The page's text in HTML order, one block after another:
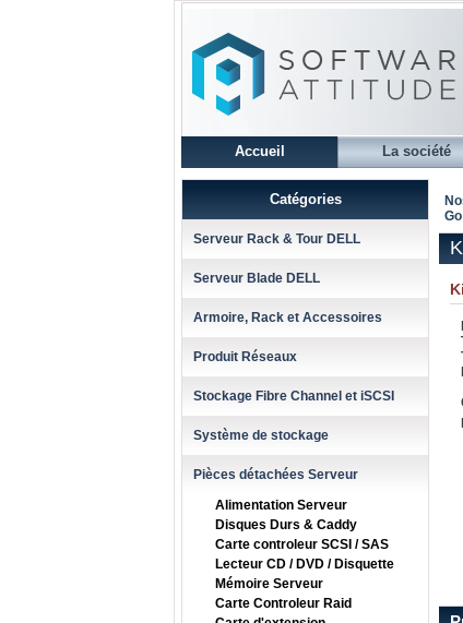
Accueil La société
Catégories
Serveur Rack & Tour DELL
Serveur Blade DELL
Armoire, Rack et Accessoires
Produit Réseaux
Stockage Fibre Channel et iSCSI
Système de stockage
Pièces détachées Serveur
Alimentation Serveur
Disques Durs & Caddy
Carte controleur SCSI / SAS
Lecteur CD / DVD / Disquette
Mémoire Serveur
Carte Controleur Raid